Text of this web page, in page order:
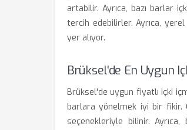
artabilir. Ayrıca, bazı barlar
tercih edebilirler. Ayrıca,
yer alıyor.
Brüksel'de En Uygun
Brüksel'de uygun fiyatlı içki
barlara yönelmek iyi bir fikir.
seçenekleriyle bilinir.